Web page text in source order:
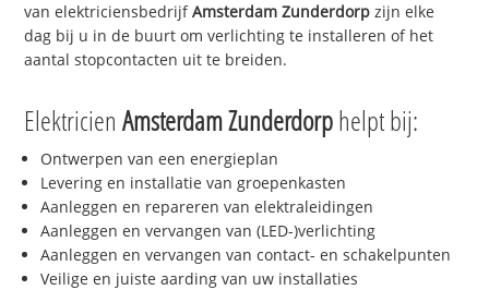
van elektriciensbedrijfAmsterdam Zunderdorp zijn elke
dag bij u in de buurt om verlichting te installeren of het
aantal stopcontacten uit te breiden.
ElektricienAmsterdam Zunderdorphelpt bij:
Ontwerpen van een energieplan
Levering en installatie van groepenkasten
Aanleggen en repareren van elektraleidingen
Aanleggen en vervangen van (LED-)verlichting
Aanleggen en vervangen van contact- en schakelpunten
Veilige en juiste aarding van uw installaties